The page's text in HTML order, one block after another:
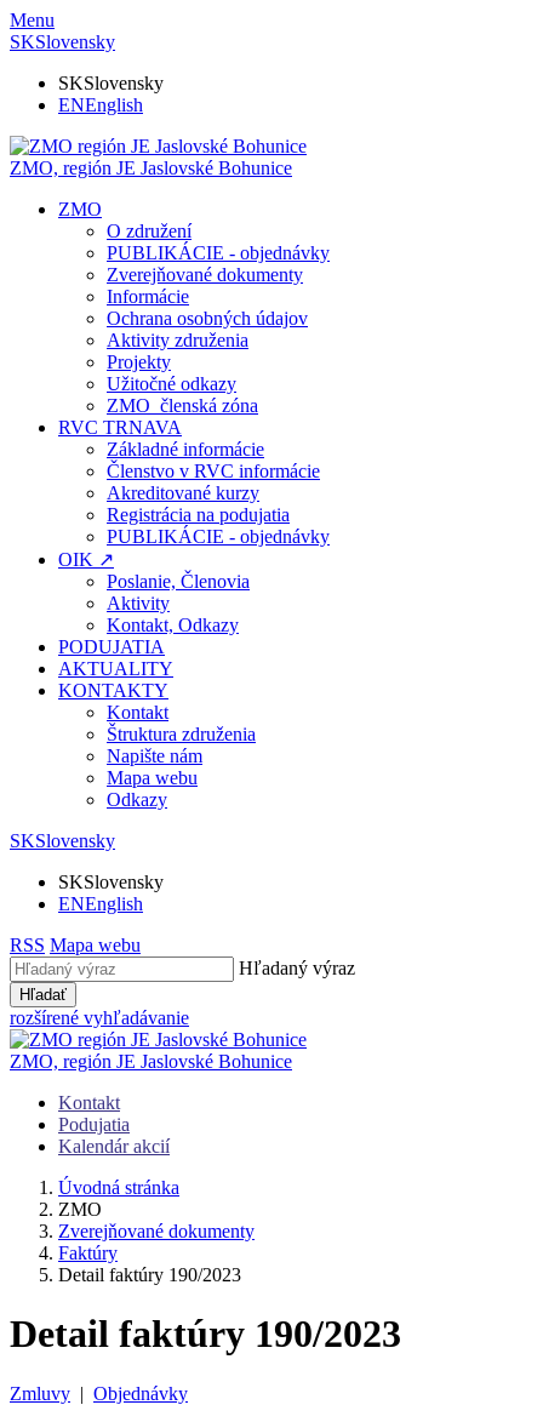
Menu
SKSlovensky
SKSlovensky
ENEnglish
ZMO, región JE Jaslovské Bohunice
ZMO
O združení
PUBLIKÁCIE - objednávky
Zverejňované dokumenty
Informácie
Ochrana osobných údajov
Aktivity združenia
Projekty
Užitočné odkazy
ZMO_členská zóna
RVC TRNAVA
Základné informácie
Členstvo v RVC informácie
Akreditované kurzy
Registrácia na podujatia
PUBLIKÁCIE - objednávky
OIK ↗
Poslanie, Členovia
Aktivity
Kontakt, Odkazy
PODUJATIA
AKTUALITY
KONTAKTY
Kontakt
Štruktura združenia
Napište nám
Mapa webu
Odkazy
SKSlovensky
SKSlovensky
ENEnglish
RSS Mapa webu
Hľadaný výraz
Hľadať
rozšírené vyhľadávanie
ZMO, región JE Jaslovské Bohunice
Kontakt
Podujatia
Kalendár akcií
Úvodná stránka
ZMO
Zverejňované dokumenty
Faktúry
Detail faktúry 190/2023
Detail faktúry 190/2023
Zmluvy | Objednávky